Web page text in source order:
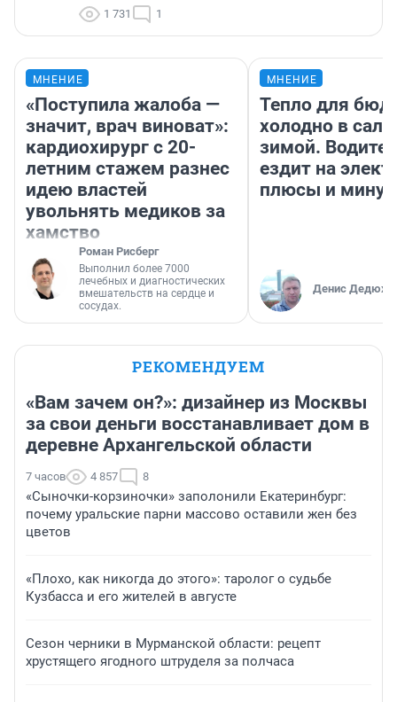
1 731 1
МНЕНИЕ
«Поступила жалоба —
значит, врач виноват»:
кардиохирург с 20-
летним стажем разнес
идею властей
увольнять медиков за
хамство
Роман Рисберг
Выполнил более 7000
лечебных и диагностических
вмешательств на сердце и
сосудах.
МНЕНИЕ
Тепло для
холодно в
зимой.
ездит на
плюсы и
Денис
РЕКОМЕНДУЕМ
«Вам зачем он?»: дизайнер из Москвы
за свои деньги восстанавливает дом в
деревне Архангельской области
7 часов 4 857 8
«Сыночки-корзиночки» заполонили Екатеринбург:
почему уральские парни массово оставили жен без
цветов
«Плохо, как никогда до этого»: таролог о судьбе
Кузбасса и его жителей в августе
Сезон черники в Мурманской области: рецепт
хрустящего ягодного штруделя за полчаса